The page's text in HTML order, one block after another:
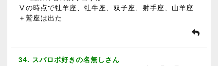
Ⅴの時点で牡羊座、牡牛座、双子座、射手座、山羊座
＋鷲座は出た
34. スパロボ好きの名無しさん